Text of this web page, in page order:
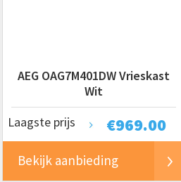
AEG OAG7M401DW Vrieskast
Wit
€969.00
Laagste prijs
Bekijk aanbieding